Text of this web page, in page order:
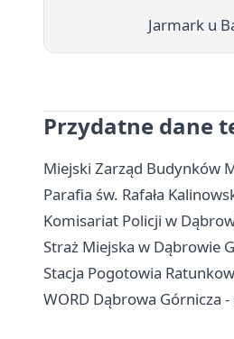
Jarmark u
Przydatne dane
Miejski Zarząd Budynków
Parafia św. Rafała
Komisariat Policji w
Straż Miejska w Dąbrowie
Stacja Pogotowia
WORD Dąbrowa Górnicza